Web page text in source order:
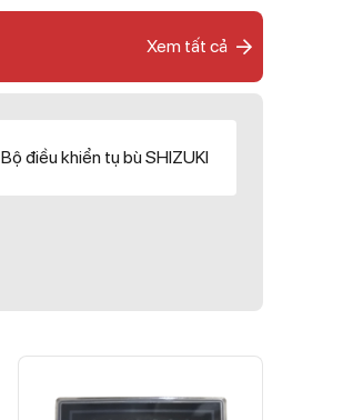
Xem tất cả
Bộ điều khiển tụ bù SHIZUKI